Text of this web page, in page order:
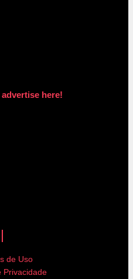
advertise here!
de Uso
Privacidade